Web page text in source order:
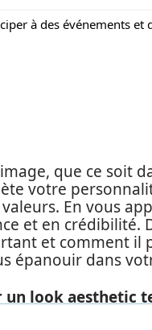
à des événements et
que ce soit
votre
En vous
et en crédibilité.
et comment il
épanouir dans
un look aesthetic